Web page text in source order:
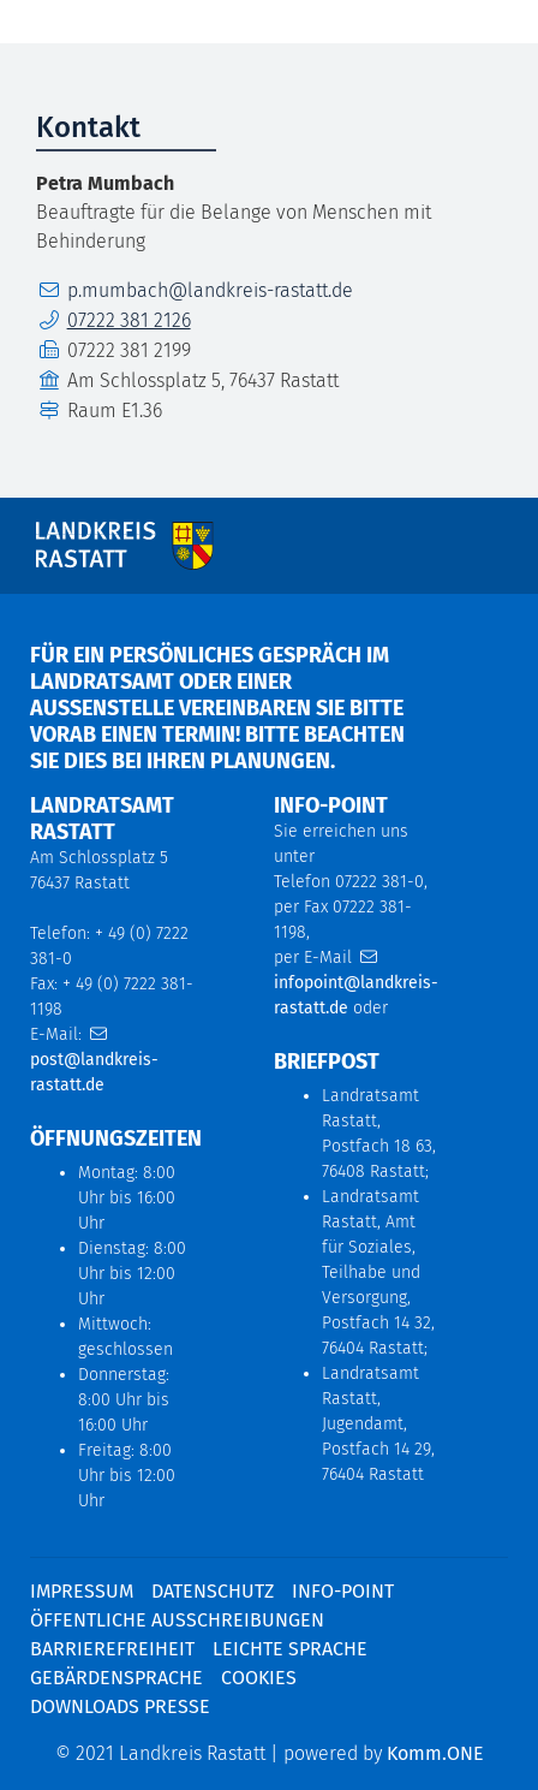
Kontakt
Petra Mumbach
Beauftragte für die Belange von Menschen mit
Behinderung
E-Mailp.mumbach@landkreis-rastatt.de
Telefon07222 381 2126
Fax 07222 381 2199
Gebäude
Am Schlossplatz 5, 76437 Rastatt
Raum E1.36
FÜR EIN PERSÖNLICHES GESPRÄCH IM
LANDRATSAMT ODER EINER
AUSSENSTELLE VEREINBAREN SIE BITTE V
ORAB EINEN TERMIN! BITTE BEACHTEN S
IE DIES BEI IHREN PLANUNGEN.
LANDRATSAMT
RASTATT
Am Schlossplatz 5
76437 Rastatt
Telefon: + 49 (0) 7222
381-0
Fax: + 49 (0) 7222 381-
1198
E-Mail:
post@landkreis-
rastatt.de
ÖFFNUNGSZEITEN
Montag: 8:00
Uhr bis 16:00
Uhr
Dienstag: 8:00
Uhr bis 12:00
Uhr
Mittwoch:
geschlossen
Donnerstag:
8:00 Uhr bis
16:00 Uhr
Freitag: 8:00
Uhr bis 12:00
Uhr
INFO-POINT
Sie erreichen uns
unter
Telefon 07222 381-0,
per Fax 07222 381-
1198,
per E-Mail
infopoint@landkreis-
rastatt.de oder
BRIEFPOST
Landratsamt
Rastatt,
Postfach 18 63,
76408 Rastatt;
Landratsamt
Rastatt, Amt
für Soziales,
Teilhabe und
Versorgung,
Postfach 14 32,
76404 Rastatt;
Landratsamt
Rastatt,
Jugendamt,
Postfach 14 29,
76404 Rastatt
IMPRESSUM DATENSCHUTZ
INFO-POINT
ÖFFENTLICHE AUSSCHREIBUNGEN
BARRIEREFREIHEIT
LEICHTE SPRACHE
GEBÄRDENSPRACHE
COOKIES
DOWNLOADS PRESSE
© 2021 Landkreis Rastatt | powered by Komm.ONE